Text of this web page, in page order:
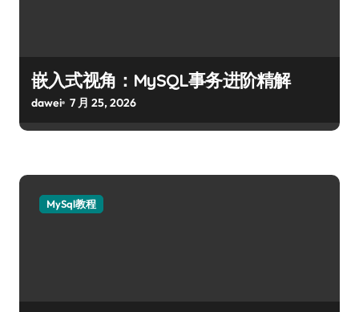
嵌入式视角：MySQL事务进阶精解
dawei 7 月 25, 2026
MySql教程